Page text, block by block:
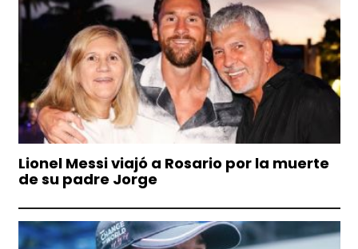
Lionel Messi viajó a Rosario por la muerte
de su padre Jorge